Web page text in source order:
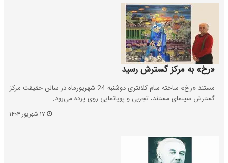
«رخ» به مرکز گسترش رسید
مستند «رخ» ساخته سام کلانتری دوشنبه 24 شهریورماه در سالن حقیقت مرکز
گسترش سینمای مستند، تجربی و پویانمایی روی پرده می‌رود.